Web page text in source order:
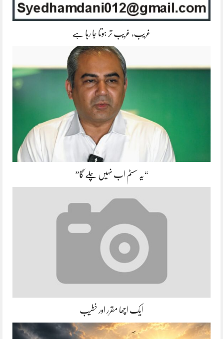
غریب، غریب تر ہوتا جا رہا ہے
“یہ سسٹم اب نہیں چلے گا”
ایک اچھا مقرر اور خطیب